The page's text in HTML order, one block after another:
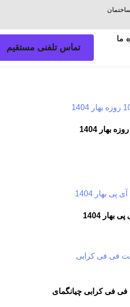
ما
تماس تلفنی مستقیم
16 روزه پوکت فی فی کرابی چیانگمای